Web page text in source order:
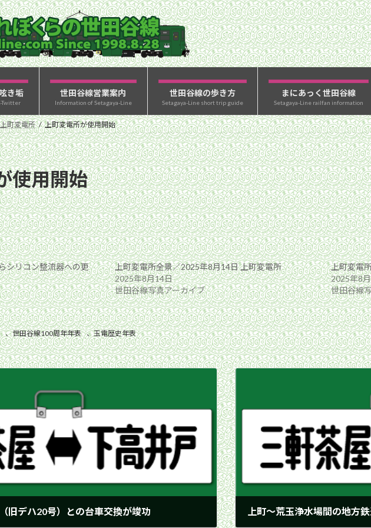
き垢
Twitter
世田谷線営業案内
Information of Setagaya-Line
世田谷線の歩き方
Setagaya-Line short trip guide
まにあっく世田谷線
Setagaya-Line railfan information
上町変電所 上町変電所が使用開始
使用開始
シリコン整流器への更
上町変電所全景／2025年8月14日 上町変電所
2025年8月14日
世田谷線写真アーカイブ
上町変電
2025年8
世田谷線
、世田谷線100周年年表 、玉電歴史年表
旧デハ20号）との台車交換が竣功 上町〜荒玉浄水場間の地方